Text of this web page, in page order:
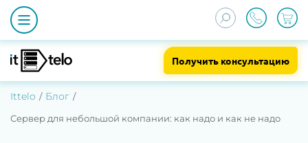
Получить консультацию
Ittelo Блог
Сервер для небольшой компании: как надо и как не надо